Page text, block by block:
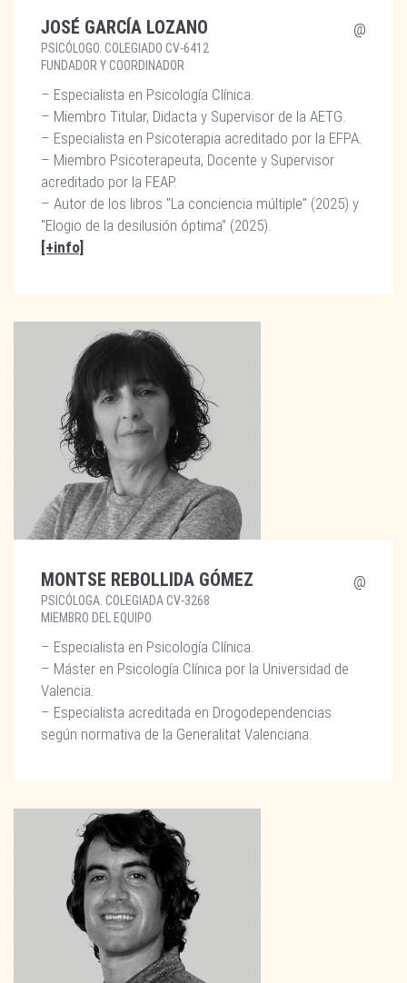
JOSÉ GARCÍA LOZANO
PSICÓLOGO. COLEGIADO CV-6412
FUNDADOR Y COORDINADOR
– Especialista en Psicología Clínica.
– Miembro Titular, Didacta y Supervisor de la AETG.
– Especialista en Psicoterapia acreditado por la EFPA.
– Miembro Psicoterapeuta, Docente y Supervisor
acreditado por la FEAP.
– Autor de los libros "La conciencia múltiple" (2025) y
"Elogio de la desilusión óptima" (2025).
[+info]
MONTSE REBOLLIDA GÓMEZ
PSICÓLOGA. COLEGIADA CV-3268
MIEMBRO DEL EQUIPO
– Especialista en Psicología Clínica.
– Máster en Psicología Clínica por la Universidad de
Valencia.
– Especialista acreditada en Drogodependencias
según normativa de la Generalitat Valenciana.